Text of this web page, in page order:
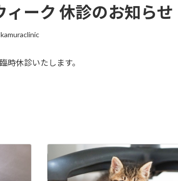
ーク 休診のお知らせ
kamuraclinic
時休診いたします。